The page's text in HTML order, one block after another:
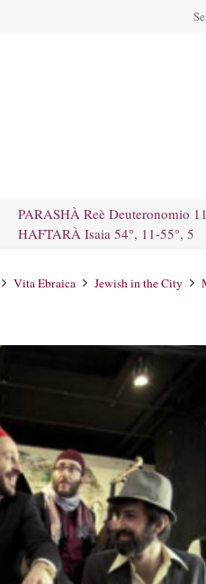
PARASHÀ Reè Deuteronomio
HAFTARÀ Isaia 54°, 11-55°, 5
Vita Ebraica Jewish in the City